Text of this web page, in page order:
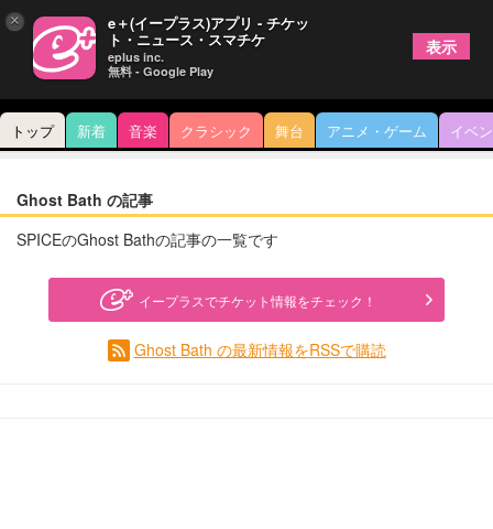
トップ 新着 音楽 クラシック 舞台 アニメ・ゲーム イベ
Ghost Bath の記事
SPICEのGhost Bathの記事の一覧です
イープラスでチケット情報をチェック！
Ghost Bath の最新情報をRSSで購読
× e＋(イープラス)アプリ - チケッ
ト・ニュース・スマチケ
eplus inc.
無料 - Google Play
表示